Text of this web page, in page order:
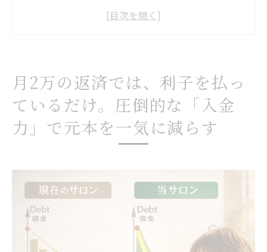
歩合制求人で美容師収入アップを狙う方法
生活レベルは上げるな。増えた収入30万をすべ
て「繰り上げ返済」に突っ込む戦略
美容師20代が給料全額を奨学金返済に活用
稼ぐ求人選びで借金完済を目指す生活設計
歩合制美容室で収入増と繰り上げ返済を両
立
生活費を抑えて美容師求人で返済に集中す
長野市美容室求人で返済優先の働き方とは
月2万の返済では、利子を払っ
ているだけ。圧倒的な「入金
力」で元本を一気に減らす